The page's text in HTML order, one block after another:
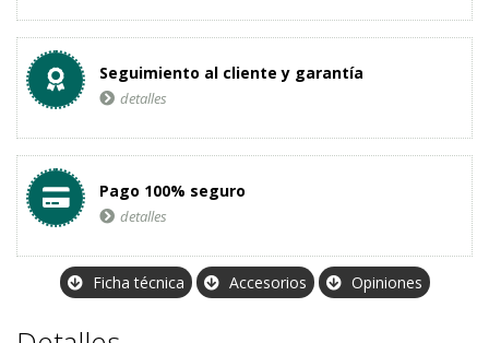
Seguimiento al cliente y garantía
detalles
Pago 100% seguro
detalles
Ficha técnica Accesorios Opiniones